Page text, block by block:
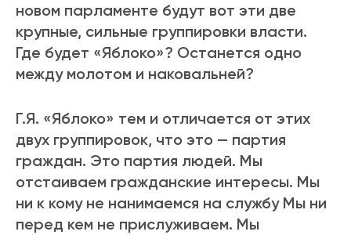
новом парламенте будут вот эти две
крупные, сильные группировки власти.
Где будет «Яблоко»? Останется одно
между молотом и наковальней?
Г.Я. «Яблоко» тем и отличается от этих
двух группировок, что это — партия
граждан. Это партия людей. Мы
отстаиваем гражданские интересы. Мы
ни к кому не нанимаемся на службу Мы ни
перед кем не прислуживаем. Мы